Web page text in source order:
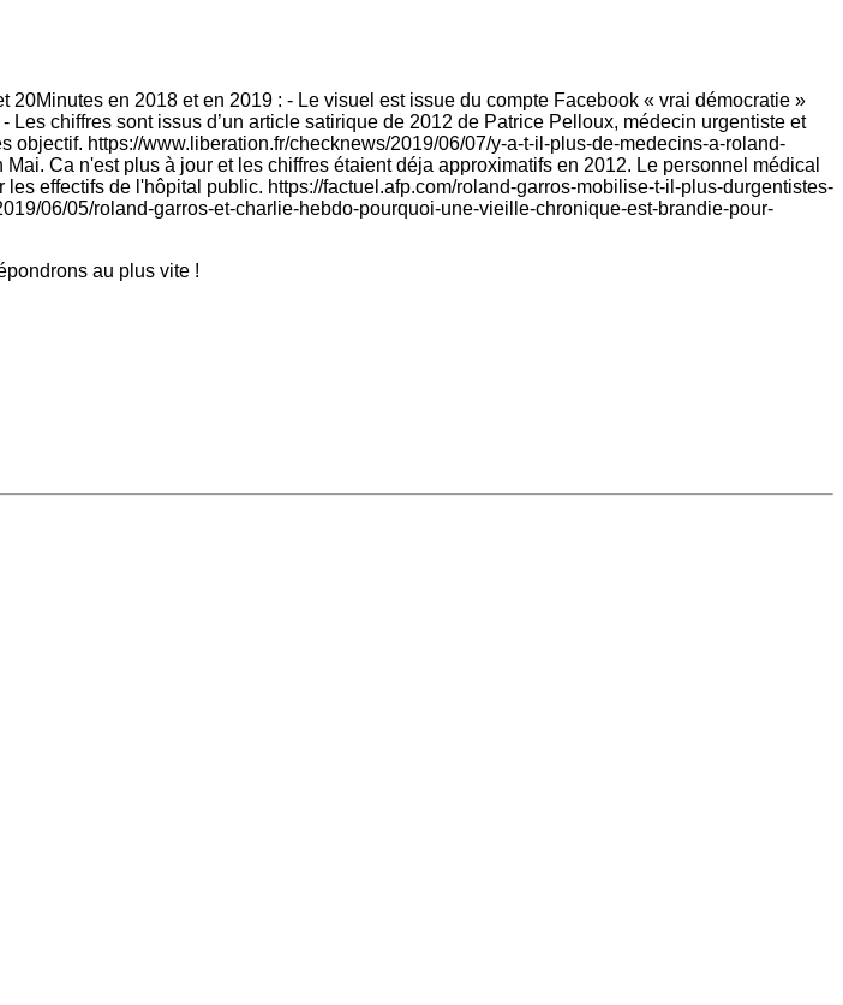
en 2018 et en 2019 : - Le visuel est issue du compte Facebook « vrai démocratie »
chiffres sont issus d’un article satirique de 2012 de Patrice Pelloux, médecin urgentiste et
https://www.liberation.fr/checknews/2019/06/07/y-a-t-il-plus-de-medecins-a-roland-
Ca n'est plus à jour et les chiffres étaient déja approximatifs en 2012. Le personnel médical
effectifs de l'hôpital public. https://factuel.afp.com/roland-garros-mobilise-t-il-plus-durgentistes-
06/05/roland-garros-et-charlie-hebdo-pourquoi-une-vieille-chronique-est-brandie-pour-
au plus vite !